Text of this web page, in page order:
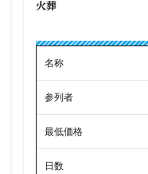
火葬
名称
参列者
最低価格
日数